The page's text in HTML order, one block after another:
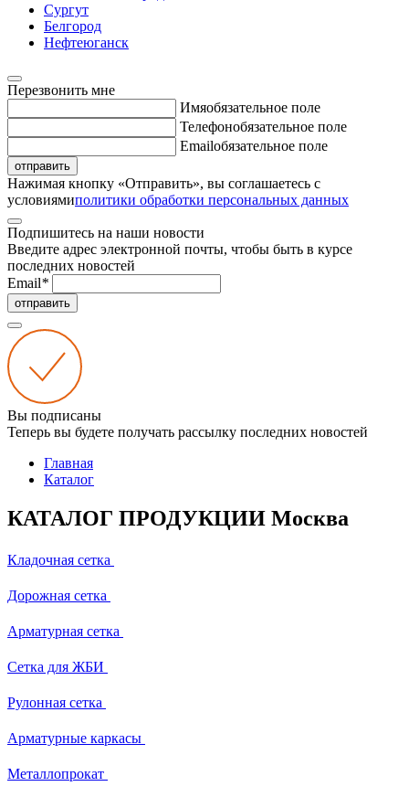
Сургут
Белгород
Нефтеюганск
Перезвонить мне
Имяобязательное поле
Телефонобязательное поле
Emailобязательное поле
отправить
Нажимая кнопку «Отправить», вы соглашаетесь с
условиямиполитики обработки персональных данных
Подпишитесь на наши новости
Введите адрес электронной почты, чтобы быть в курсе
последних новостей
Email*
отправить
Вы подписаны
Теперь вы будете получать рассылку последних новостей
Главная
Каталог
КАТАЛОГ ПРОДУКЦИИ Москва
Кладочная сетка
Дорожная сетка
Арматурная сетка
Сетка для ЖБИ
Рулонная сетка
Арматурные каркасы
Металлопрокат